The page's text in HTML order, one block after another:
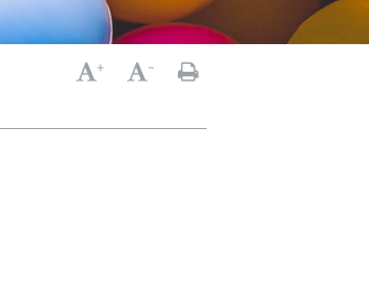
+ -